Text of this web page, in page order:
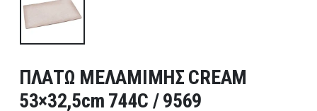
ΠΛΑΤΩ ΜΕΛΑΜΙΜΗΣ CREAM
53×32,5cm 744C / 9569